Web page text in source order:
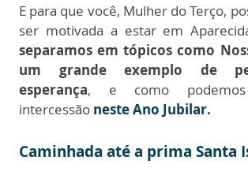
E para que você, Mulher do Terço,
ser motivada a estar em
separamos em tópicos como
um grande exemplo de
esperança, e como
intercessão neste Ano Jubilar.
Caminhada até a prima Santa